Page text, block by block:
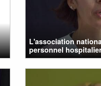
L'association
personnel